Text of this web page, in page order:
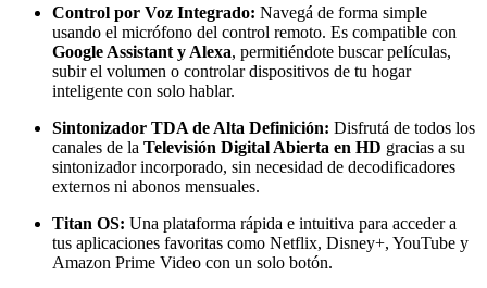
Control por Voz Integrado: Navegá de forma simple
usando el micrófono del control remoto. Es compatible con
Google Assistant y Alexa, permitiéndote buscar películas,
subir el volumen o controlar dispositivos de tu hogar
inteligente con solo hablar.
Sintonizador TDA de Alta Definición: Disfrutá de todos los
canales de la Televisión Digital Abierta en HD gracias a su
sintonizador incorporado, sin necesidad de decodificadores
externos ni abonos mensuales.
Titan OS: Una plataforma rápida e intuitiva para acceder a
tus aplicaciones favoritas como Netflix, Disney+, YouTube y
Amazon Prime Video con un solo botón.